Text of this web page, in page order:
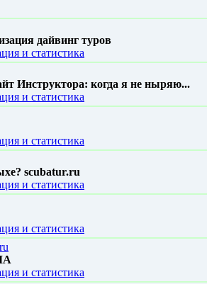
дайвинг туров
и статистика
Инструктора: когда я не ныряю...
и статистика
и статистика
scubatur.ru
и статистика
и статистика
и статистика